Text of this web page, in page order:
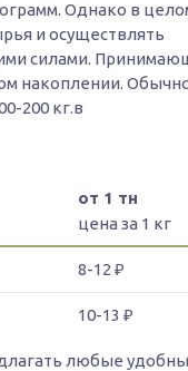
Однако в
и осуществлять
силами.
накоплении.
200 кг.в
от 1 тн
цена за 1 кг
8-12 ₽
10-13 ₽
любые